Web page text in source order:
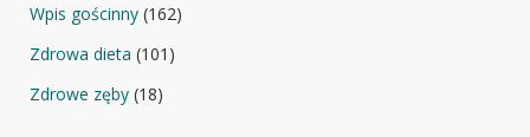
Wpis gościnny (162)
Zdrowa dieta (101)
Zdrowe zęby (18)